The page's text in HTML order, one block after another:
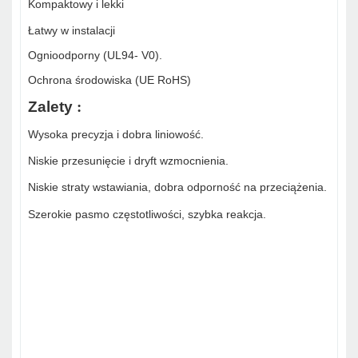
Kompaktowy i lekki
Łatwy w instalacji
Ognioodporny (UL94- V0).
Ochrona środowiska (UE RoHS)
Zalety :
Wysoka precyzja i dobra liniowość.
Niskie przesunięcie i dryft wzmocnienia.
Niskie straty wstawiania, dobra odporność na przeciążenia.
Szerokie pasmo częstotliwości, szybka reakcja.